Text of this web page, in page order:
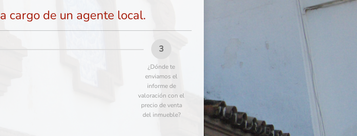
cargo de un agente local.
3
¿Dónde te
enviamos el
informe de
valoración con el
precio de venta
del inmueble?